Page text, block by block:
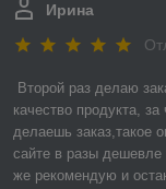
Ирина
Второй раз делаю
качество продукта,
делаешь заказ,такое
сайте в разы дешевле
же рекомендую и